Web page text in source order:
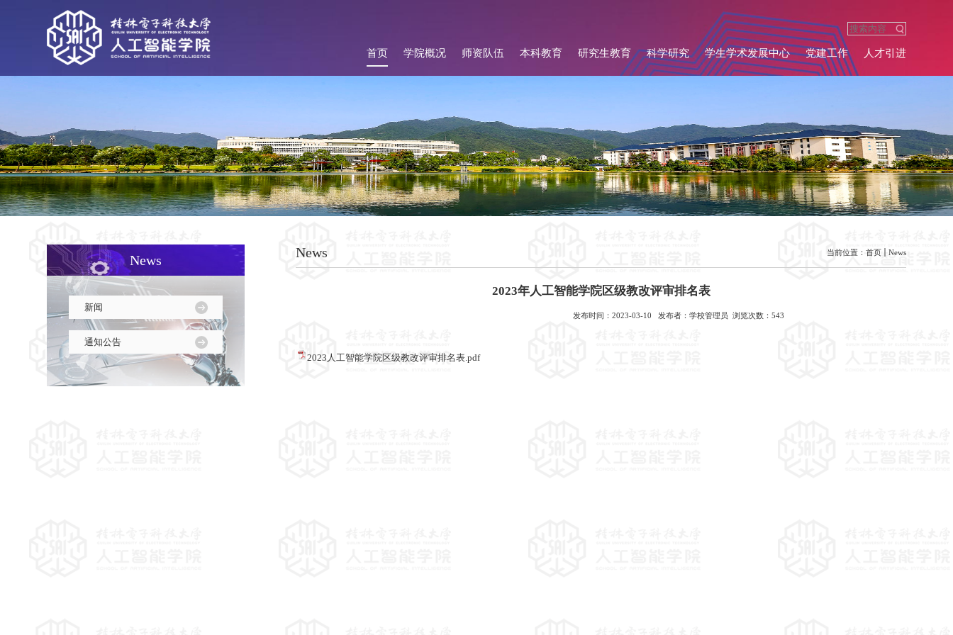
首页 学院概况 师资队伍 本科教育 研究生教育 科学研究 学生学术发展中心 党建工作 人才引进
News
新闻
通知公告
News 当前位置： 首页 News
2023年人工智能学院区级教改评审排名表
发布时间：2023-03-10 发布者：学校管理员 浏览次数： 543
2023人工智能学院区级教改评审排名表.pdf